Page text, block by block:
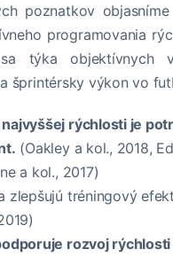
poznatkov objasníme
programovania
týka objektívnych
šprintérsky výkon vo
rýchlosti je
(Oakley a kol., 2018,
a kol., 2017)
zlepšujú tréningový
rozvoj